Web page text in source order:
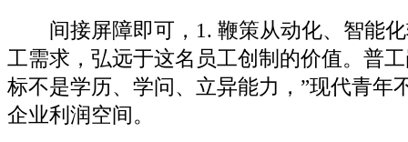
间接屏障即可，1. 鞭策从动化、智能化
工需求，弘远于这名员工创制的价值。普
标不是学历、学问、立异能力，”现代青年
企业利润空间。